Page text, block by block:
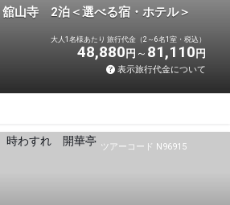
山寺 2泊＜選べる宿・ホテル＞
大人1名様あたり 旅行代金（2～6名1室・税込）
48,880 円 81,110 円
表示旅行代金について
ツアーコード N96915